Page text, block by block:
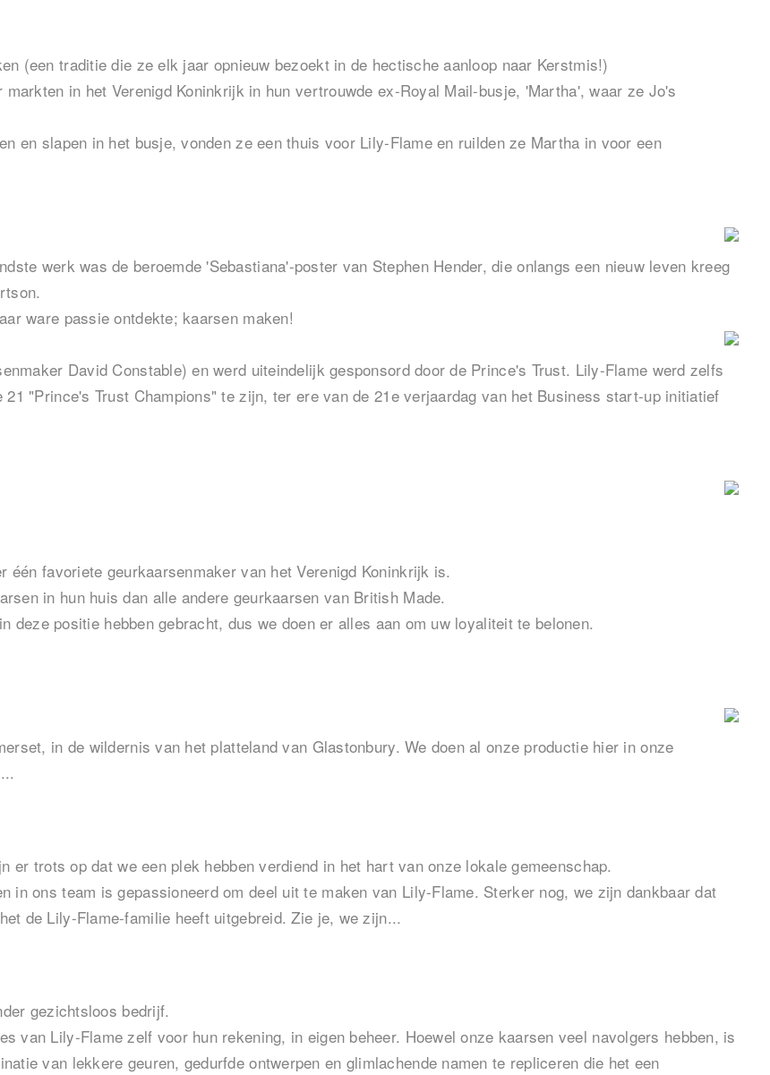
(een traditie die ze elk jaar opnieuw bezoekt in de hectische aanloop naar Kerstmis!)
in het Verenigd Koninkrijk in hun vertrouwde ex-Royal Mail-busje, 'Martha', waar ze Jo's
en slapen in het busje, vonden ze een thuis voor Lily-Flame en ruilden ze Martha in voor een
werk was de beroemde 'Sebastiana'-poster van Stephen Hender, die onlangs een nieuw leven kreeg
ware passie ontdekte; kaarsen maken!
David Constable) en werd uiteindelijk gesponsord door de Prince's Trust. Lily-Flame werd zelfs
"Prince's Trust Champions" te zijn, ter ere van de 21e verjaardag van het Business start-up initiatief
favoriete geurkaarsenmaker van het Verenigd Koninkrijk is.
in hun huis dan alle andere geurkaarsen van British Made.
deze positie hebben gebracht, dus we doen er alles aan om uw loyaliteit te belonen.
in de wildernis van het platteland van Glastonbury. We doen al onze productie hier in onze
er trots op dat we een plek hebben verdiend in het hart van onze lokale gemeenschap.
in ons team is gepassioneerd om deel uit te maken van Lily-Flame. Sterker nog, we zijn dankbaar dat
de Lily-Flame-familie heeft uitgebreid. Zie je, we zijn...
gezichtsloos bedrijf.
van Lily-Flame zelf voor hun rekening, in eigen beheer. Hoewel onze kaarsen veel navolgers hebben, is
van lekkere geuren, gedurfde ontwerpen en glimlachende namen te repliceren die het een